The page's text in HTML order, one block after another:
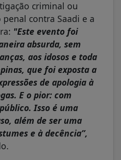
criminal ou
contra Saadi e a
"Este evento foi
absurda, sem
aos idosos e toda
que foi exposta a
de apologia à
E o pior: com
Isso é uma
além de ser uma
e à decência”,